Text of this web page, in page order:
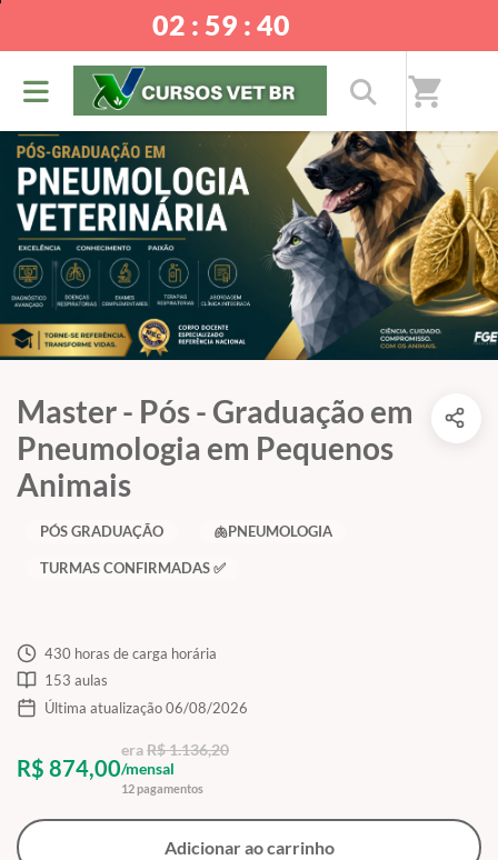
shopping_cart
02 : 59 : 40
Master - Pós - Graduação em
Pneumologia em Pequenos
Animais
PÓS GRADUAÇÃO 🫁PNEUMOLOGIA
TURMAS CONFIRMADAS ✅
430 horas de carga horária
153 aulas
Última atualização 06/08/2026
R$ 874,00
eraR$ 1.136,20
/mensal
12 pagamentos
Adicionar ao carrinho